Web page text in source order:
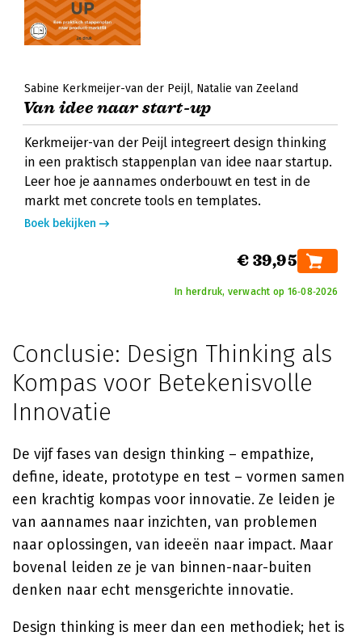
Sabine Kerkmeijer-van der Peijl Natalie van Zeeland
Van idee naar start-up
Kerkmeijer-van der Peijl integreert design thinking
in een praktisch stappenplan van idee naar startup.
Leer hoe je aannames onderbouwt en test in de
markt met concrete tools en templates.
Boek bekijken
€ 39,95
In herdruk, verwacht op 16‑08‑2026
Conclusie: Design Thinking als
Kompas voor Betekenisvolle
Innovatie
De vijf fases van design thinking – empathize,
define, ideate, prototype en test – vormen samen
een krachtig kompas voor innovatie. Ze leiden je
van aannames naar inzichten, van problemen
naar oplossingen, van ideeën naar impact. Maar
bovenal leiden ze je van binnen-naar-buiten
denken naar echt mensgerichte innovatie.
Design thinking is meer dan een methodiek; het is